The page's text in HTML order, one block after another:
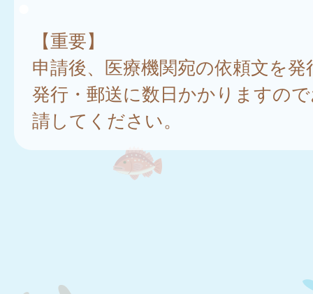
【重要】
申請後、医療機関宛の依頼文を
発行・郵送に数日かかりますの
請してください。